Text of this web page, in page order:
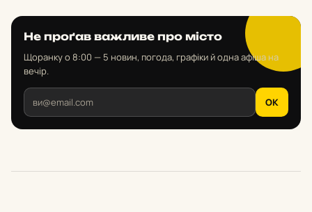
Не проґав важливе про місто
Щоранку о 8:00 — 5 новин, погода, графіки й одна афіша на
вечір.
OK